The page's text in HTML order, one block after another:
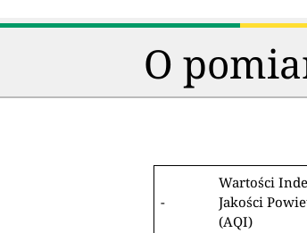
O
-
Wartości
Jakości
(AQI)